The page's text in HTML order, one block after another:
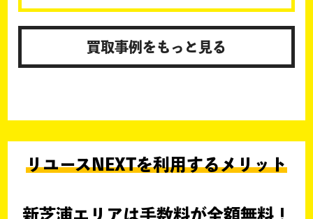
買取事例をもっと見る
リユースNEXTを利用するメリット
新芝浦エリアは手数料が全額無料！